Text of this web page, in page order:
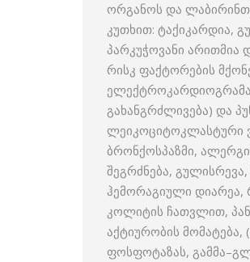
ორგანოს და
კუთხით: ტაქიკარდია,
პარკუჭოვანი არითმია
რისკ ფაქტორების
გახანგრძლივება) და
ლეიკოციტოკლასტური
ბრონქოსპაზმი,
შეგრძნება,
ჰემორაგიული დიარეა,
კოლიტის ჩათვლით,
აქტიურობის
ფოსფოტაზას,